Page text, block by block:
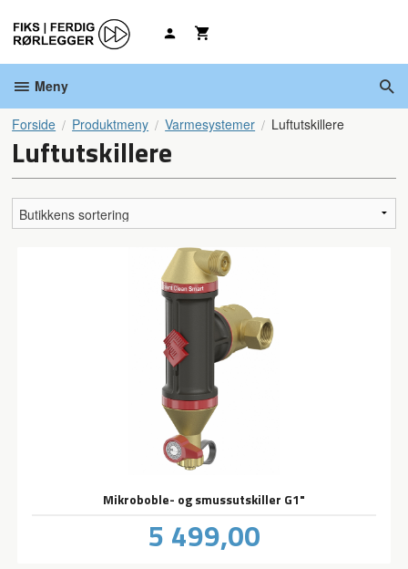
innholdet
Meny
Forside Produktmeny Varmesystemer Luftutskillere
Luftutskillere
Mikroboble- og smussutskiller G1"
Pris
5 499,00mva.